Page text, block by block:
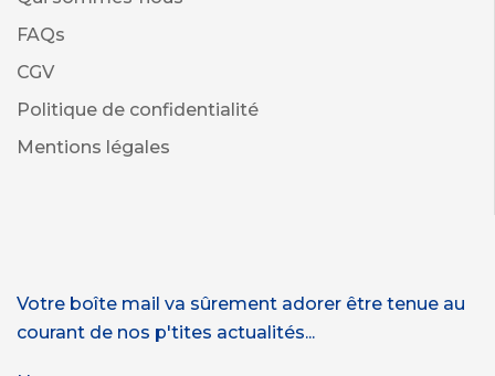
FAQs
CGV
Politique de confidentialité
Mentions légales
Votre boîte mail va sûrement adorer être tenue au
courant de nos p'tites actualités...